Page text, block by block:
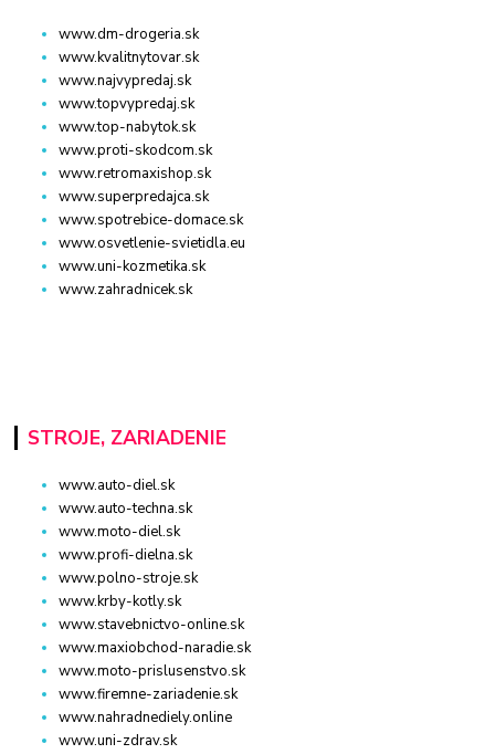
www.dm-drogeria.sk
www.kvalitnytovar.sk
www.najvypredaj.sk
www.topvypredaj.sk
www.top-nabytok.sk
www.proti-skodcom.sk
www.retromaxishop.sk
www.superpredajca.sk
www.spotrebice-domace.sk
www.osvetlenie-svietidla.eu
www.uni-kozmetika.sk
www.zahradnicek.sk
STROJE, ZARIADENIE
www.auto-diel.sk
www.auto-techna.sk
www.moto-diel.sk
www.profi-dielna.sk
www.polno-stroje.sk
www.krby-kotly.sk
www.stavebnictvo-online.sk
www.maxiobchod-naradie.sk
www.moto-prislusenstvo.sk
www.firemne-zariadenie.sk
www.nahradnediely.online
www.uni-zdrav.sk